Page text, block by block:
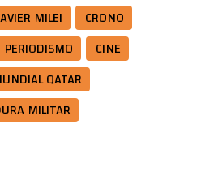
MILEI
CRONO
PERIODISMO
CINE
QATAR
MILITAR